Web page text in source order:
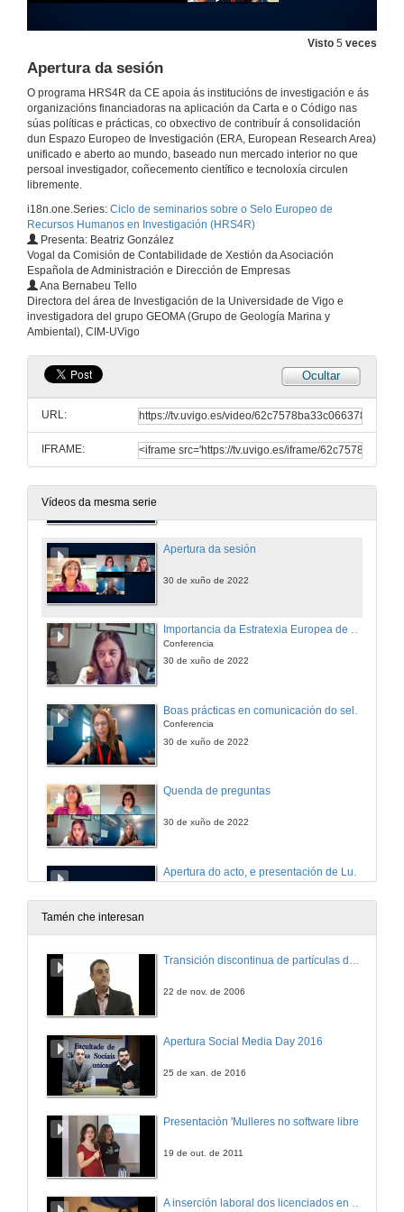
Visto 5 veces
Apertura da sesión
O programa HRS4R da CE apoia ás institucións de investigación e ás
organizacións financiadoras na aplicación da Carta e o Código nas
súas políticas e prácticas, co obxectivo de contribuír á consolidación
dun Espazo Europeo de Investigación (ERA, European Research Area)
unificado e aberto ao mundo, baseado nun mercado interior no que
persoal investigador, coñecemento científico e tecnoloxía circulen
libremente.
i18n.one.Series: Ciclo de seminarios sobre o Selo Europeo de
Recursos Humanos en Investigación (HRS4R)
Presenta: Beatriz González
Vogal da Comisión de Contabilidade de Xestión da Asociación
Española de Administración e Dirección de Empresas
Ana Bernabeu Tello
Directora del área de Investigación de la Universidade de Vigo e
investigadora del grupo GEOMA (Grupo de Geología Marina y
Ambiental), CIM-UVigo
Ocultar
URL:
IFRAME:
Vídeos da mesma serie
Boas prácticas na aplicación dos criterios OTM-R
Conferencia
12 de xul. de 2022
Quenda de preguntas. Boas prácticas na aplicación dos criterios OTM-R
Apertura da sesión
30 de xuño de 2022
Importancia da Estratexia Europea de Recursos Humanos en Investigación (HRS4R)
Conferencia
30 de xuño de 2022
Conferencia
30 de xuño de 2022
Quenda de preguntas
30 de xuño de 2022
22 de xuño de 2022
Conferencia
Conferencia
Tamén che interesan
Transición discontinua de partículas de microgel termosensible
22 de nov. de 2006
Apertura Social Media Day 2016
25 de xan. de 2016
Presentación 'Mulleres no software libre'
19 de out. de 2011